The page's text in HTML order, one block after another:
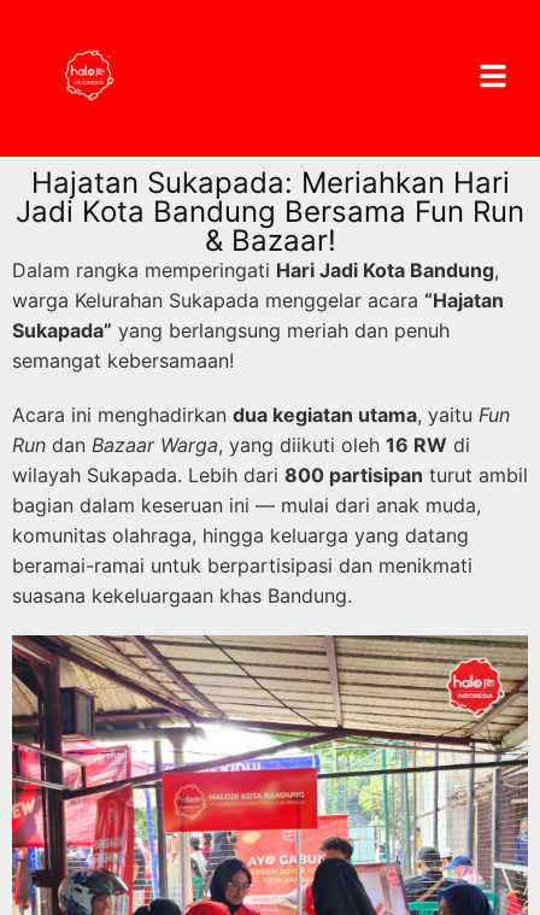
Hajatan Sukapada: Meriahkan Hari
Jadi Kota Bandung Bersama Fun Run
& Bazaar!
Dalam rangka memperingati Hari Jadi Kota Bandung,
warga Kelurahan Sukapada menggelar acara “Hajatan
Sukapada” yang berlangsung meriah dan penuh
semangat kebersamaan!
Acara ini menghadirkan dua kegiatan utama, yaitu Fun
Run dan Bazaar Warga, yang diikuti oleh 16 RW di
wilayah Sukapada. Lebih dari 800 partisipan turut ambil
bagian dalam keseruan ini — mulai dari anak muda,
komunitas olahraga, hingga keluarga yang datang
beramai-ramai untuk berpartisipasi dan menikmati
suasana kekeluargaan khas Bandung.